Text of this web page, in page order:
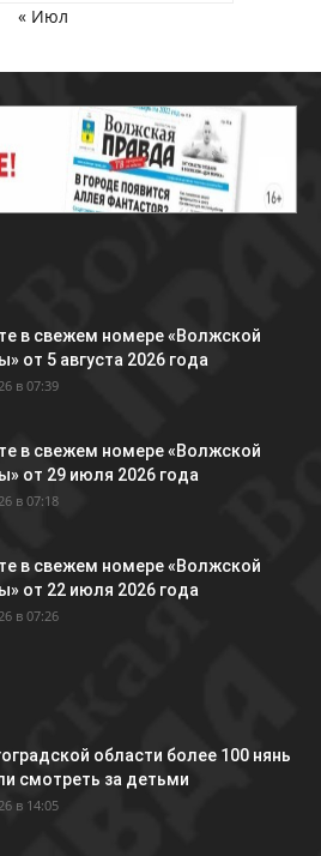
« Июл
в свежем номере «Волжской
от 5 августа 2026 года
в 07:39
в свежем номере «Волжской
от 29 июля 2026 года
в 07:18
в свежем номере «Волжской
от 22 июля 2026 года
в 07:26
области более 100 нянь
смотреть за детьми
в 14:05